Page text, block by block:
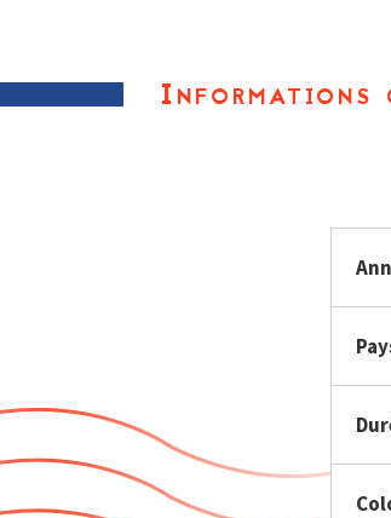
Informations